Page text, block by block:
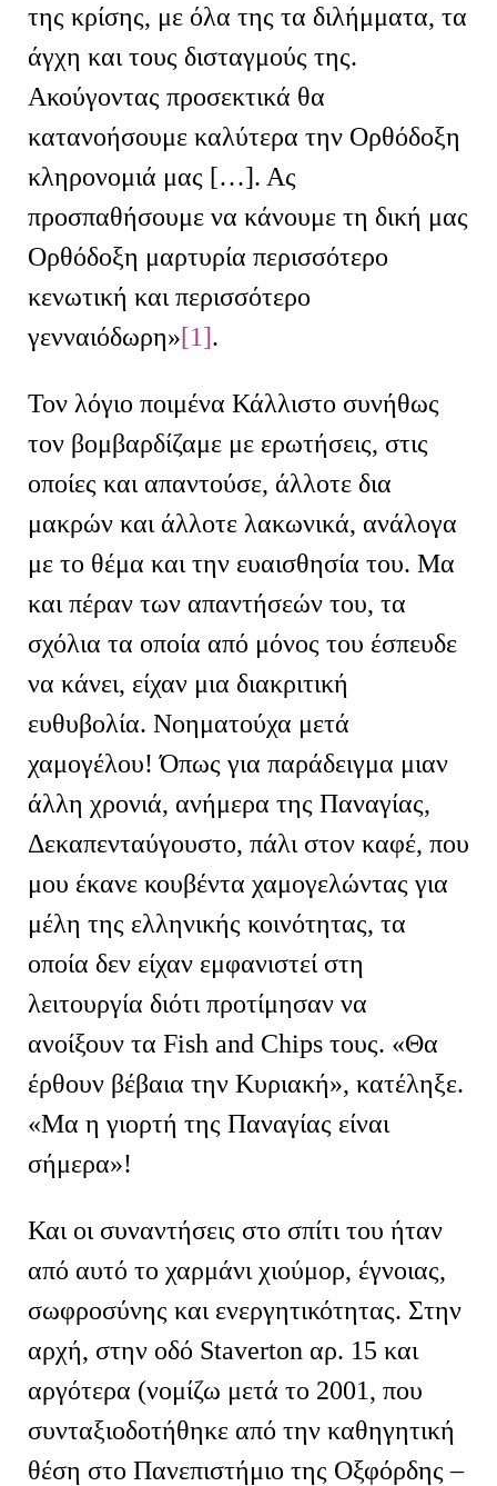
της κρίσης, με όλα της τα διλήμματα, τα
άγχη και τους δισταγμούς της.
Ακούγοντας προσεκτικά θα
κατανοήσουμε καλύτερα την Ορθόδοξη
κληρονομιά μας […]. Ας
προσπαθήσουμε να κάνουμε τη δική μας
Ορθόδοξη μαρτυρία περισσότερο
κενωτική και περισσότερο
γενναιόδωρη»[1].
Τον λόγιο ποιμένα Κάλλιστο συνήθως
τον βομβαρδίζαμε με ερωτήσεις, στις
οποίες και απαντούσε, άλλοτε δια
μακρών και άλλοτε λακωνικά, ανάλογα
με το θέμα και την ευαισθησία του. Μα
και πέραν των απαντήσεών του, τα
σχόλια τα οποία από μόνος του έσπευδε
να κάνει, είχαν μια διακριτική
ευθυβολία. Νοηματούχα μετά
χαμογέλου! Όπως για παράδειγμα μιαν
άλλη χρονιά, ανήμερα της Παναγίας,
Δεκαπενταύγουστο, πάλι στον καφέ, που
μου έκανε κουβέντα χαμογελώντας για
μέλη της ελληνικής κοινότητας, τα
οποία δεν είχαν εμφανιστεί στη
λειτουργία διότι προτίμησαν να
ανοίξουν τα Fish and Chips τους. «Θα
έρθουν βέβαια την Κυριακή», κατέληξε.
«Μα η γιορτή της Παναγίας είναι
σήμερα»!
Και οι συναντήσεις στο σπίτι του ήταν
από αυτό το χαρμάνι χιούμορ, έγνοιας,
σωφροσύνης και ενεργητικότητας. Στην
αρχή, στην οδό Staverton αρ. 15 και
αργότερα (νομίζω μετά το 2001, που
συνταξιοδοτήθηκε από την καθηγητική
θέση στο Πανεπιστήμιο της Οξφόρδης –